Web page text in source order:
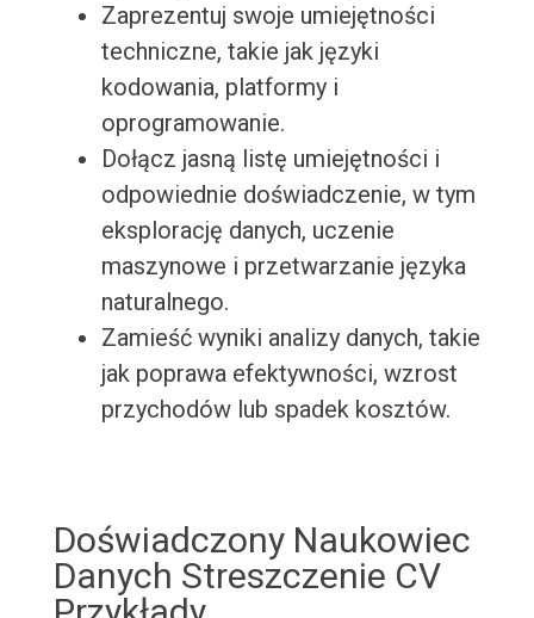
Zaprezentuj swoje umiejętności
techniczne, takie jak języki
kodowania, platformy i
oprogramowanie.
Dołącz jasną listę umiejętności i
odpowiednie doświadczenie, w tym
eksplorację danych, uczenie
maszynowe i przetwarzanie języka
naturalnego.
Zamieść wyniki analizy danych, takie
jak poprawa efektywności, wzrost
przychodów lub spadek kosztów.
Doświadczony Naukowiec
Danych Streszczenie CV